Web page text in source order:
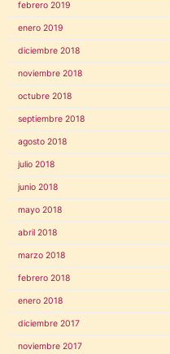
febrero 2019
enero 2019
diciembre 2018
noviembre 2018
octubre 2018
septiembre 2018
agosto 2018
julio 2018
junio 2018
mayo 2018
abril 2018
marzo 2018
febrero 2018
enero 2018
diciembre 2017
noviembre 2017